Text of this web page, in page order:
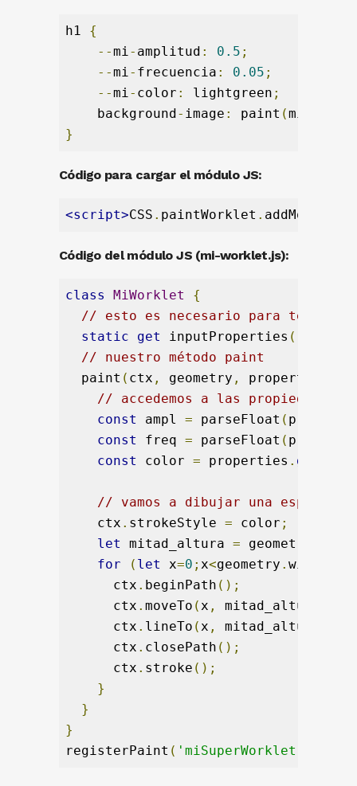
h1 {
--mi- amplitud : 0.5 ;
--mi- frecuencia : 0.05 ;
--mi- color : lightgreen ;
    background
- image : paint (
}
Código para cargar el módulo JS:
<script>CSS . paintWorklet . addModule
Código del módulo JS (mi-worklet.js):
class MiWorklet
{
// esto es necesario para tener
static
get inputProperties ()
// nuestro método paint
  paint
( ctx , geometry , properties
// accedemos a las propiedades
const
ampl = parseFloat (
const
freq = parseFloat (
const
color = properties . get
// vamos a dibujar una especie
    ctx
. strokeStyle = color ;
let
mitad_altura = geometry
for
( let x=0 ; x<geometry . width
      ctx
. beginPath ();
      ctx
. moveTo (x , mitad_altura
      ctx
. lineTo (x , mitad_altura
      ctx
. closePath ();
      ctx
. stroke ();
}
}
}
registerPaint ( 'miSuperWorklet'